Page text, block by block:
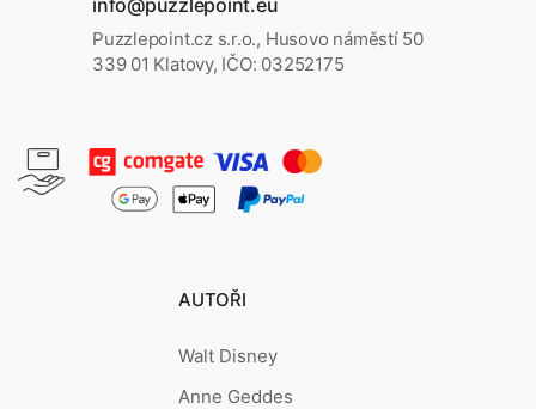
info@puzzlepoint.eu
Puzzlepoint.cz s.r.o., Husovo náměstí 50
339 01 Klatovy, IČO: 03252175
AUTOŘI
Walt Disney
Anne Geddes